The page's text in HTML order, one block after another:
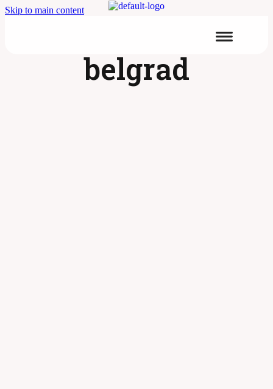
Skip to main content
belgrad